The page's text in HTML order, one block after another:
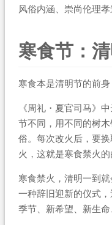
风俗内涵、崇尚伦理孝
寒食节：
寒食本是清明节的前身
《周礼・夏官司马》中
节不同，用不同的树
俗。每次改火后，要
火，这就是寒食禁火的
寒食禁火，清明一到
一种辞旧迎新的仪式
季节、新希望、新生命